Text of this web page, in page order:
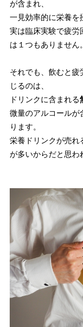
が含まれ、
一見効率的に栄養を
実は臨床実験で疲労
は１つもありません。
それでも、飲むと
じるのは、
ドリンクに含まれる
微量のアルコールが
ります。
栄養ドリンクが売れ
が多いからだと思わ